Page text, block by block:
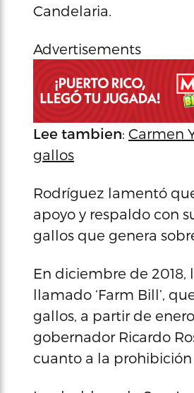
Candelaria.
Advertisements
Lee tambien: Carmen
gallos
Rodríguez lamentó
apoyo y respaldo con
gallos que genera
En diciembre de 2018,
llamado ‘Farm Bill’,
gallos, a partir de
gobernador Ricardo
cuanto a la